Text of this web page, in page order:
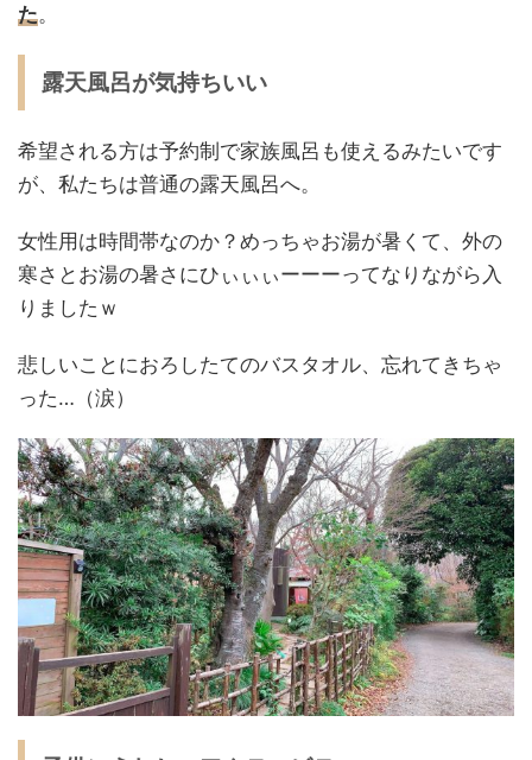
た。
露天風呂が気持ちいい
希望される方は予約制で家族風呂も使えるみたいです
が、私たちは普通の露天風呂へ。
女性用は時間帯なのか？めっちゃお湯が暑くて、外の
寒さとお湯の暑さにひぃぃぃーーーってなりながら入
りましたｗ
悲しいことにおろしたてのバスタオル、忘れてきちゃ
った…（涙）